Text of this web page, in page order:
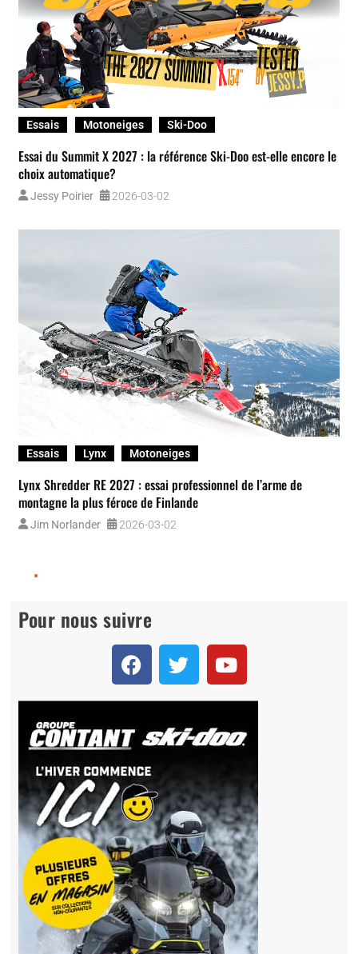
Essais Motoneiges Ski-Doo
Essai du Summit X 2027 : la référence Ski-Doo est-elle encore le
choix automatique?
Jessy Poirier 2026-03-02
Essais Lynx Motoneiges
Lynx Shredder RE 2027 : essai professionnel de l’arme de
montagne la plus féroce de Finlande
Jim Norlander 2026-03-02
Pour nous suivre